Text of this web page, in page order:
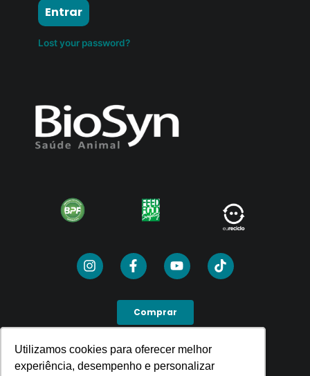
Utilizamos cookies para oferecer melhor
experiência, desempenho e personalizar
Utilizamos cookies para oferecer melhor
experiência, desempenho e personalizar
Entrar
Lost your password?
Comprar
SEJA UM PDV